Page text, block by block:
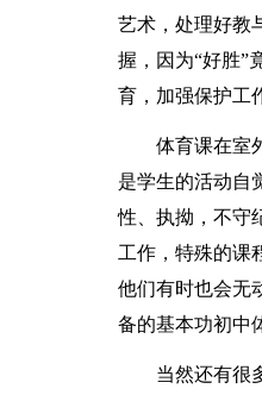
艺术，处理好教
握，因为“好胜”
育，加强保护工
体育课在室
是学生的活动自
性、执拗，不守
工作，特殊的课
他们有时也会无
备的基本功初中
当然还有很